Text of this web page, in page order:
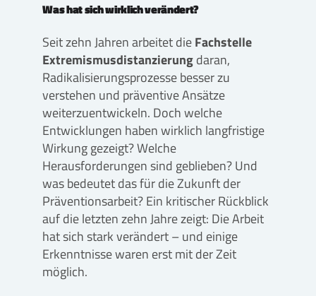
Was hat sich wirklich verändert?
Seit zehn Jahren arbeitet dieFachstelle
Extremismusdistanzierungdaran,
Radikalisierungsprozesse besser zu
verstehen und präventive Ansätze
weiterzuentwickeln. Doch welche
Entwicklungen haben wirklich langfristige
Wirkung gezeigt? Welche
Herausforderungen sind geblieben? Und
was bedeutet das für die Zukunft der
Präventionsarbeit? Ein kritischer Rückblick
auf die letzten zehn Jahre zeigt: Die Arbeit
hat sich stark verändert – und einige
Erkenntnisse waren erst mit der Zeit
möglich.